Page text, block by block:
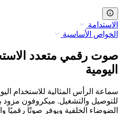
الاستدامة
الخواص الأساسية
صوت رقمي متعدد
اليومية
للتوصيل والتشغيل. ميكروفون مزود